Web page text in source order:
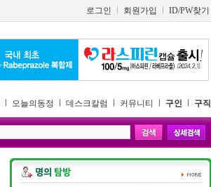
로그인 회원가입 ID/PW찾기
오늘의동정 데스크칼럼 커뮤니티 구인 구직